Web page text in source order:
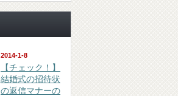
2014-1-8
【チェック！】
結婚式の招待状
の返信マナーの